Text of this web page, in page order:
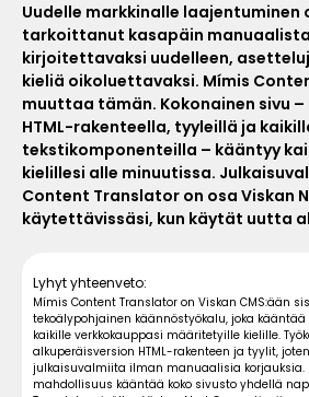
Uudelle markkinalle laajentuminen
tarkoittanut kasapäin
kirjoitettavaksi uudelleen,
kieliä oikoluettavaksi. Mímis
muuttaa tämän. Kokonainen sivu
HTML-rakenteella, tyyleillä ja
tekstikomponenteilla – kääntyy
kielillesi alle minuutissa.
Content Translator on osa Viskan
käytettävissäsi, kun käytät uutta
Lyhyt yhteenveto:
Mímis Content Translator on Viskan CMS:ään
tekoälypohjainen käännöstyökalu, joka
kaikille verkkokauppasi määritetyille kielille.
alkuperäisversion HTML-rakenteen ja tyylit,
julkaisuvalmiita ilman manuaalisia korjauksia.
mahdollisuus kääntää koko sivusto yhdellä